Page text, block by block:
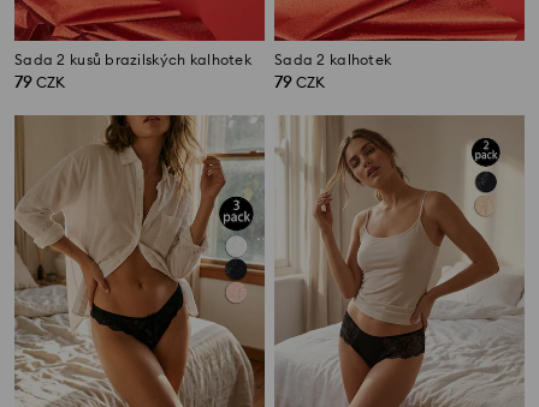
Sada 2 kusů brazilských kalhotek
79 CZK
Sada 2 kalhotek
79 CZK